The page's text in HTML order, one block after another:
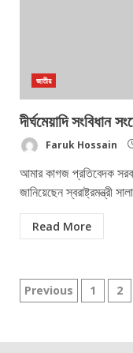
জাতীয়
দীর্ঘমেয়াদি সংবিধান
Faruk Hossain
আমার কাগজ প্রতিবেদক
জানিয়েছেন স্বরাষ্ট্রমন্ত্রী
Read More
Posts
Previous 1 2